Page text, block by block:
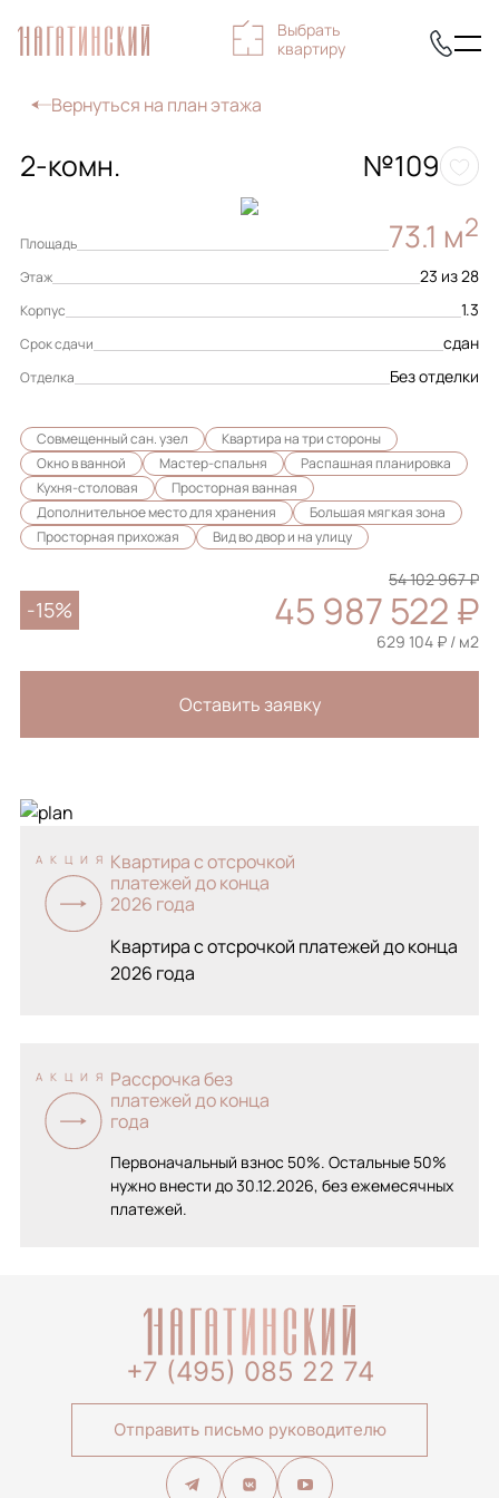
Выбрать
квартиру
Вернуться на план этажа
Площадь 73.1 м2
Этаж 23 из 28
Корпус 1.3
Срок сдачи сдан
Отделка Без отделки
Совмещенный сан. узел
Квартира на три стороны
Окно в ванной
Мастер-спальня
Распашная планировка
Кухня-столовая
Просторная ванная
Дополнительное место для хранения
Большая мягкая зона
Просторная прихожая
Вид во двор и на улицу
54 102 967 ₽
-15% 45 987 522 ₽
629 104 ₽ / м2
Оставить заявку
2-комн. №109
АКЦИЯ Квартира с отсрочкой
платежей до конца
2026 года
Квартира с отсрочкой платежей до конца
2026 года
АКЦИЯ Рассрочка без
платежей до конца
года
Первоначальный взнос 50%. Остальные 50%
нужно внести до 30.12.2026, без ежемесячных
платежей.
+7 (495) 085 22 74
Отправить письмо руководителю